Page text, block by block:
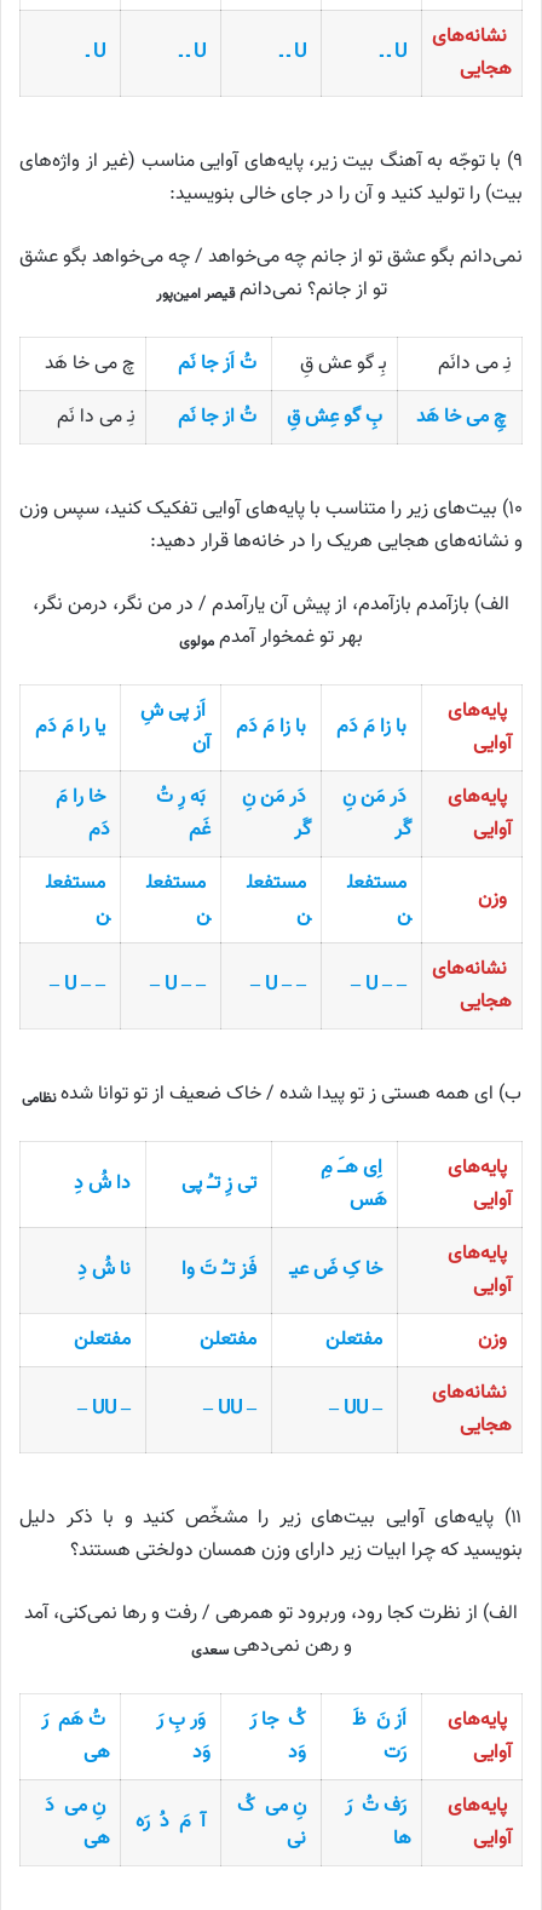
نشانه‌های
هجایی
U ـ ـ U ـ ـ U ـ ـ U ـ
۹) با توجّه به آهنگ بیت زیر، پایه‌های آوایی مناسب (غیر از واژه‌های
بیت) را تولید کنید و آن را در جای خالی بنویسید:
نمی‌دانم بگو عشق تو از جانم چه می‌خواهد / چه می‌خواهد بگو عشق
تو از جانم؟ نمی‌دانمقیصر امین‌پور
نِـ می دانَم بِـ گو عش قِ تُ اَز جا نَم
چ می خا هَد
چِ می خا هَد
بِ گو عِش قِ تُ از جا نَم نِـ می دا نَم
۱۰) بیت‌های زیر را متناسب با پایه‌های آوایی تفکیک کنید، سپس وزن
و نشانه‌های هجایی هریک را در خانه‌ها قرار دهید:
الف) بازآمدم بازآمدم، از پیش آن یارآمدم / در من نگر، درمن نگر،
بهر تو غمخوار آمدم مولوی
پایه‌های
آوایی
با زا مَ دَم با زا مَ دَم
اَز پی شِ
آن
یا را مَ دَم
پایه‌های
آوایی
دَر مَن نِ
گَر
دَر مَن نِ
گَر
بَه رِ تُ
غَم
خا را مَ
دَم
وزن
مستفعل
ن
مستفعل
ن
مستفعل
ن
مستفعل
ن
نشانه‌های
هجایی
– – U –
– – U –
– – U –
– – U –
ب) ای همه هستی ز تو پیدا شده / خاک ضعیف از تو توانا شدهنظامی
پایه‌های
آوایی
اِی هـَ مِ
هَس
تی زِ تـُ پی دا شُ دِ
پایه‌های
آوایی
خا کِ ضَ عیـ فَز تـُ تَ وا نا شُ دِ
وزن مفتعلن مفتعلن
مفتعلن
نشانه‌های
هجایی
– UU –
– UU –
– UU –
۱۱) پایه‌های آوایی بیت‌های زیر را مشخّص کنید و با ذکر دلیل
بنویسید که چرا ابیات زیر دارای وزن همسان دولختی هستند؟
الف) از نظرت کجا رود، وربرود تو همرهی / رفت و رها نمی‌کنی، آمد
و رهن نمی‌دهیسعدی
پایه‌های
آوایی
اَز نَ ظَ
رَت
کُ جا رَ
وَد
وَر بِ رَ
وَد
تُ هَم رَ
هی
پایه‌های
آوایی
رَف تُ رَ
ها
نِ می کُ
نی
آ مَ دُ رَه
نِ می دَ
هی